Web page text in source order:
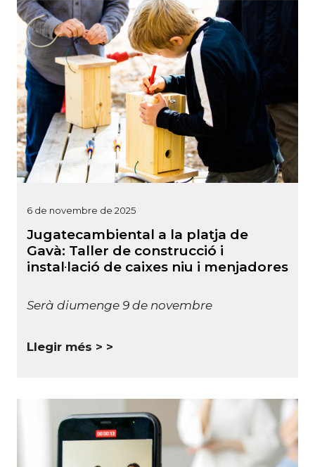
6 de novembre de 2025
Jugatecambiental a la platja de
Gavà: Taller de construcció i
instal·lació de caixes niu i menjadores
Serà diumenge 9 de novembre
Llegir més >